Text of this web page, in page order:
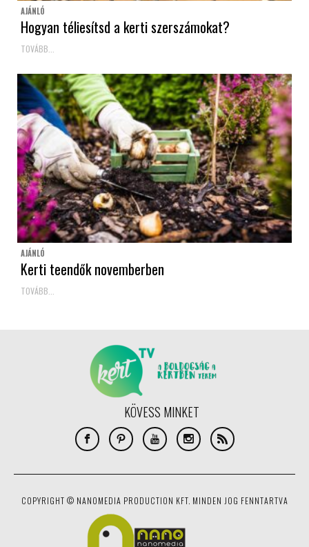
AJÁNLÓ
Hogyan téliesítsd a kerti szerszámokat?
TOVÁBB...
AJÁNLÓ
Kerti teendők novemberben
TOVÁBB...
KÖVESS MINKET
COPYRIGHT © NANOMEDIA PRODUCTION KFT. MINDEN JOG FENNTARTVA